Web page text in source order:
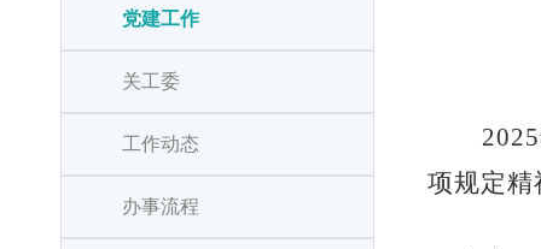
党建工作
关工委
工作动态
办事流程
项规定精